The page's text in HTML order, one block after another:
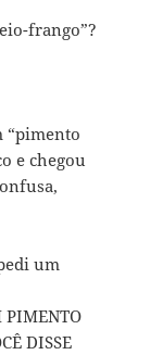
frango”?
“pimento
e chegou
um
PIMENTO
DISSE